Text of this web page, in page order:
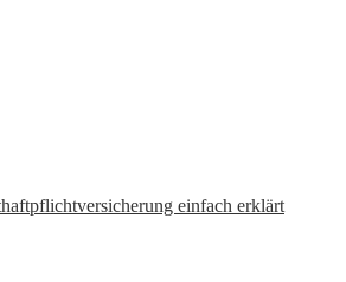
einfach erklärt